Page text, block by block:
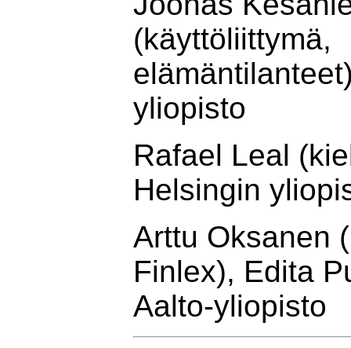
(käyttöliittymä,
yliopisto
Rafael Leal
Helsingin
Arttu Oksanen
Finlex), Edita
Aalto-yliopisto